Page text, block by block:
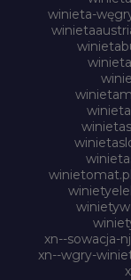
winieta-
winietomat.pl
xn--sowacja-
xn--wgry-